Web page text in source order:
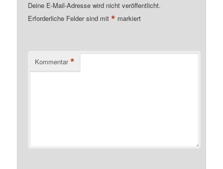
Deine E-Mail-Adresse wird nicht veröffentlicht.
Erforderliche Felder sind mit* markiert
Kommentar *